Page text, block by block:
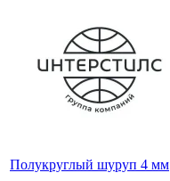
Полукруглый шуруп 4 мм